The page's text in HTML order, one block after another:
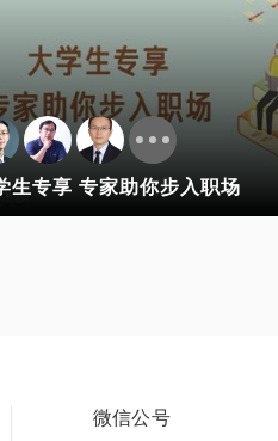
生专享 专家助你步入职场
微信公号